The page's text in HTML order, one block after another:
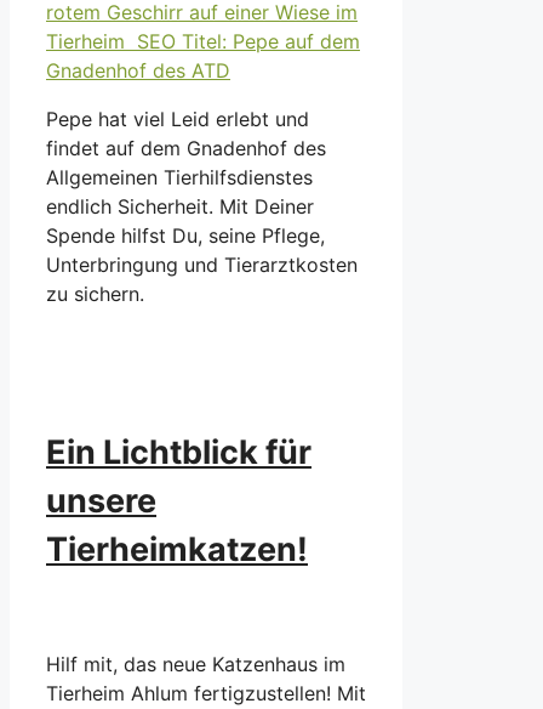
Pepe hat viel Leid erlebt und
findet auf dem Gnadenhof des
Allgemeinen Tierhilfsdienstes
endlich Sicherheit. Mit Deiner
Spende hilfst Du, seine Pflege,
Unterbringung und Tierarztkosten
zu sichern.
Ein Lichtblick für
unsere
Tierheimkatzen!
Hilf mit, das neue Katzenhaus im
Tierheim Ahlum fertigzustellen! Mit